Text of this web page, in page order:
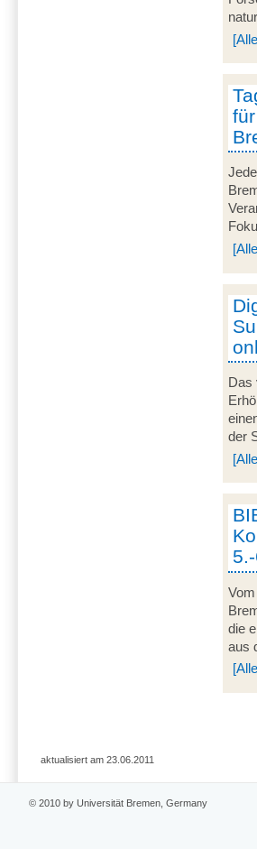
Das
der
die
aus
aktualisiert am 23.06.2011
© 2010 by Universität Bremen, Germany